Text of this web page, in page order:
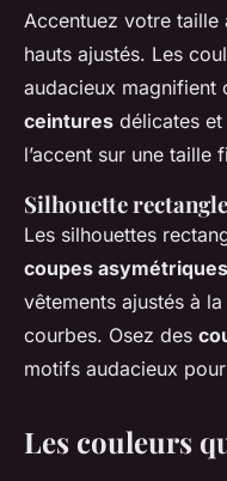
Accentuez votre taille
hauts ajustés. Les
audacieux magnifient
ceintures délicates
l’accent sur une taille
Silhouette rectangle
Les silhouettes
coupes asymétriques
vêtements ajustés à
courbes. Osez des
motifs audacieux
Les couleurs